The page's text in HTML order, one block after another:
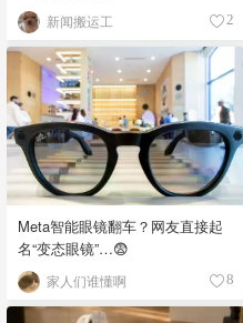
新闻搬运工 2
Meta智能眼镜翻车？网友直接起
名“变态眼镜”…😨
家人们谁懂啊 8